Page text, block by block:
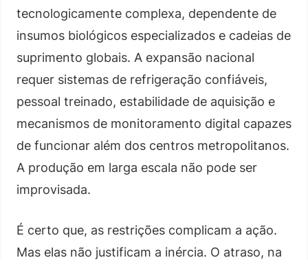
tecnologicamente complexa, dependente de
insumos biológicos especializados e cadeias de
suprimento globais. A expansão nacional
requer sistemas de refrigeração confiáveis,
pessoal treinado, estabilidade de aquisição e
mecanismos de monitoramento digital capazes
de funcionar além dos centros metropolitanos.
A produção em larga escala não pode ser
improvisada.
É certo que, as restrições complicam a ação.
Mas elas não justificam a inércia. O atraso, na